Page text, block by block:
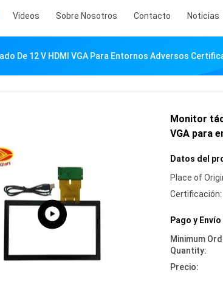
Videos Sobre Nosotros Contacto Noticias
De 12 V HDMI VGA Para Entornos Adversos
Monitor
VGA para
Datos del
Place of
Certificación:
Pago y
Minimum
Quantity:
Precio: